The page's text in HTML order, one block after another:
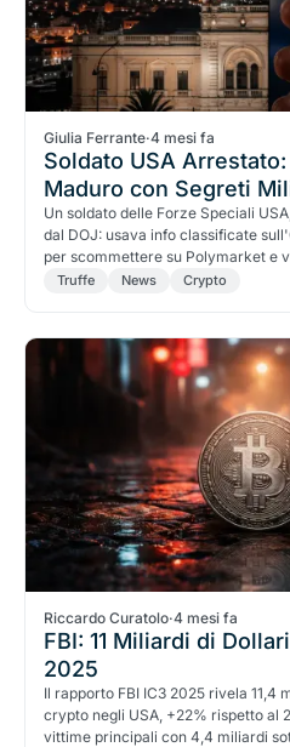
Giulia Ferrante·4 mesi fa
Soldato USA
Maduro con Segreti
Un soldato delle Forze Speciali
dal DOJ: usava info classificate
per scommettere su Polymarket e
Truffe News Crypto
Riccardo Curatolo·4 mesi fa
FBI: 11 Miliardi di
2025
Il rapporto FBI IC3 2025 rivela 11,4
crypto negli USA, +22% rispetto al
vittime principali con 4,4 miliardi